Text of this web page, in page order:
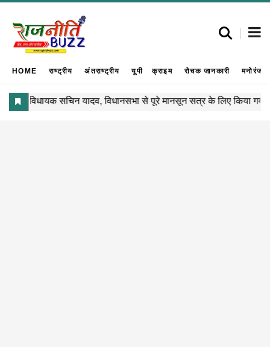
HOME राष्ट्रीय अंतराष्ट्रीय यूपी क्राइम रोचक जानकारी मनोरंजन